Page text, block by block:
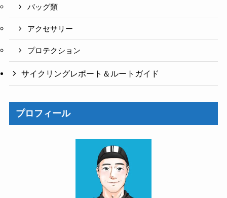
バッグ類
アクセサリー
プロテクション
サイクリングレポート＆ルートガイド
プロフィール